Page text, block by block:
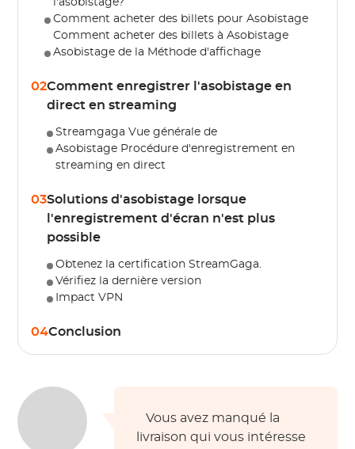
l'asobistage?
Comment acheter des billets pour Asobistage
Comment acheter des billets à Asobistage
Asobistage de la Méthode d'affichage
02Comment enregistrer l'asobistage en
direct en streaming
Streamgaga Vue générale de
Asobistage Procédure d'enregistrement en
streaming en direct
03Solutions d'asobistage lorsque
l'enregistrement d'écran n'est plus
possible
Obtenez la certification StreamGaga.
Vérifiez la dernière version
Impact VPN
04Conclusion
Vous avez manqué la
livraison qui vous intéresse